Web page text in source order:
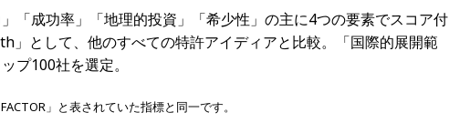
「成功率」「地理的投資」「希少性」の主に4つの要素でスコア付
として、他のすべての特許アイディアと⽐較。「国際的展開範
プ100社を選定。
」と表されていた指標と同一です。